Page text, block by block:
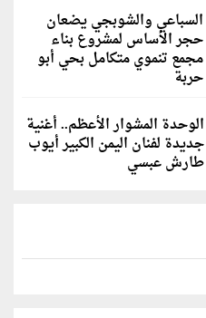
السباعي والشوبجي يضعان
حجر الأساس لمشروع بناء
مجمع تنموي متكامل بحي أبو
حربة
الوحدة المشوار الأعظم.. أغنية
جديدة لفنان اليمن الكبير أيوب
طارش عبسي